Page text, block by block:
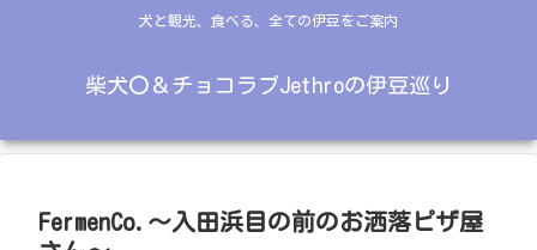
犬と観光、食べる、全ての伊豆をご案内
柴犬〇＆チョコラブJethroの伊豆巡り
FermenCo.～入田浜目の前のお洒落ピザ屋